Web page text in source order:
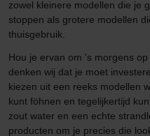
zowel kleinere modellen die je
stoppen als grotere modellen
thuisgebruik.
Hou je ervan om 's morgens
denken wij dat je moet
kiezen uit een reeks modellen
kunt föhnen en tegelijkertijd
zout water en een echte
producten om je precies die